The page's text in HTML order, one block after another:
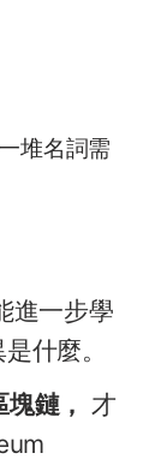
堆名詞需
進一步學
什麼。
鏈， 才